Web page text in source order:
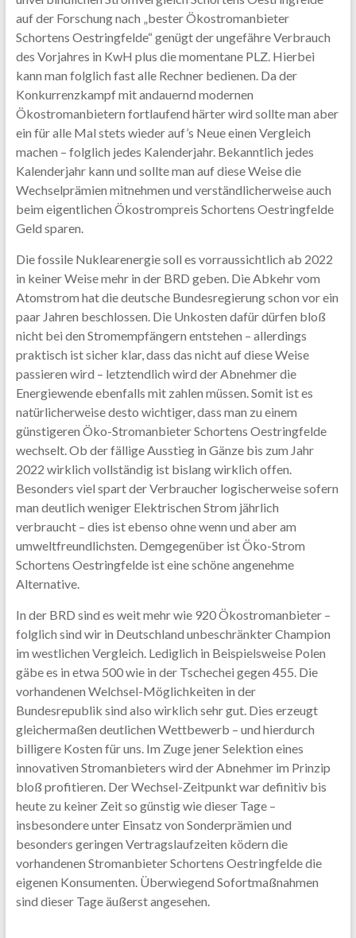
auf der Forschung nach „bester Ökostromanbieter
Schortens Oestringfelde“ genügt der ungefähre Verbrauch
des Vorjahres in KwH plus die momentane PLZ. Hierbei
kann man folglich fast alle Rechner bedienen. Da der
Konkurrenzkampf mit andauernd modernen
Ökostromanbietern fortlaufend härter wird sollte man aber
ein für alle Mal stets wieder auf’s Neue einen Vergleich
machen – folglich jedes Kalenderjahr. Bekanntlich jedes
Kalenderjahr kann und sollte man auf diese Weise die
Wechselprämien mitnehmen und verständlicherweise auch
beim eigentlichen Ökostrompreis Schortens Oestringfelde
Geld sparen.
Die fossile Nuklearenergie soll es vorraussichtlich ab 2022
in keiner Weise mehr in der BRD geben. Die Abkehr vom
Atomstrom hat die deutsche Bundesregierung schon vor ein
paar Jahren beschlossen. Die Unkosten dafür dürfen bloß
nicht bei den Stromempfängern entstehen – allerdings
praktisch ist sicher klar, dass das nicht auf diese Weise
passieren wird – letztendlich wird der Abnehmer die
Energiewende ebenfalls mit zahlen müssen. Somit ist es
natürlicherweise desto wichtiger, dass man zu einem
günstigeren Öko-Stromanbieter Schortens Oestringfelde
wechselt. Ob der fällige Ausstieg in Gänze bis zum Jahr
2022 wirklich vollständig ist bislang wirklich offen.
Besonders viel spart der Verbraucher logischerweise sofern
man deutlich weniger Elektrischen Strom jährlich
verbraucht – dies ist ebenso ohne wenn und aber am
umweltfreundlichsten. Demgegenüber ist Öko-Strom
Schortens Oestringfelde ist eine schöne angenehme
Alternative.
In der BRD sind es weit mehr wie 920 Ökostromanbieter –
folglich sind wir in Deutschland unbeschränkter Champion
im westlichen Vergleich. Lediglich in Beispielsweise Polen
gäbe es in etwa 500 wie in der Tschechei gegen 455. Die
vorhandenen Welchsel-Möglichkeiten in der
Bundesrepublik sind also wirklich sehr gut. Dies erzeugt
gleichermaßen deutlichen Wettbewerb – und hierdurch
billigere Kosten für uns. Im Zuge jener Selektion eines
innovativen Stromanbieters wird der Abnehmer im Prinzip
bloß profitieren. Der Wechsel-Zeitpunkt war definitiv bis
heute zu keiner Zeit so günstig wie dieser Tage –
insbesondere unter Einsatz von Sonderprämien und
besonders geringen Vertragslaufzeiten ködern die
vorhandenen Stromanbieter Schortens Oestringfelde die
eigenen Konsumenten. Überwiegend Sofortmaßnahmen
sind dieser Tage äußerst angesehen.